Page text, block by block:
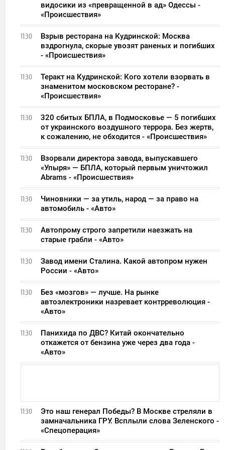
видосики из «превращенной в ад» Одессы -
«Происшествия»
11:30
Взрыв ресторана на Кудринской: Москва
вздрогнула, скорые увозят раненых и погибших
- «Происшествия»
11:30
Теракт на Кудринской: Кого хотели взорвать в
знаменитом московском ресторане? -
«Происшествия»
11:30
320 сбитых БПЛА, в Подмосковье — 5 погибших
от украинского воздушного террора. Без жертв,
к сожалению, не обходится - «Происшествия»
11:30
Взорвали директора завода, выпускавшего
«Упыря» — БПЛА, который первым уничтожил
Abrams - «Происшествия»
11:30
Чиновники — за утиль, народ — за право на
автомобиль - «Авто»
11:30
Автопрому строго запретили наезжать на
старые грабли - «Авто»
11:30
Завод имени Сталина. Какой автопром нужен
России - «Авто»
11:30
Без «мозгов» — лучше. На рынке
автоэлектроники назревает контрреволюция -
«Авто»
11:30
Панихида по ДВС? Китай окончательно
откажется от бензина уже через два года -
«Авто»
11:30
Это наш генерал Победы? В Москве стреляли в
замначальника ГРУ. Всплыли слова Зеленского -
«Спецоперация»